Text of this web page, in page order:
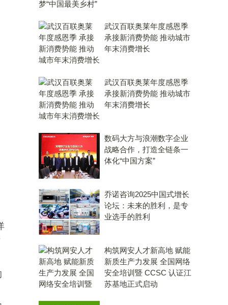
武汉百联奥莱年度感恩季
承接新消费势能 推动城市
年末消费增长
武汉百联奥莱年度感恩季
承接新消费势能 推动城市
年末消费增长
数码大方与浪潮数字企业
战略合作，打造全链条一
体化“中国方案”
乔诺咨询2025中国式增长
论坛：未来的胜利，是专
业选手的胜利
构筑网安人才新高地 赋能
新质生产力发展 全国网络
安全培训暨 CCSC 认证江
苏基地正式启动